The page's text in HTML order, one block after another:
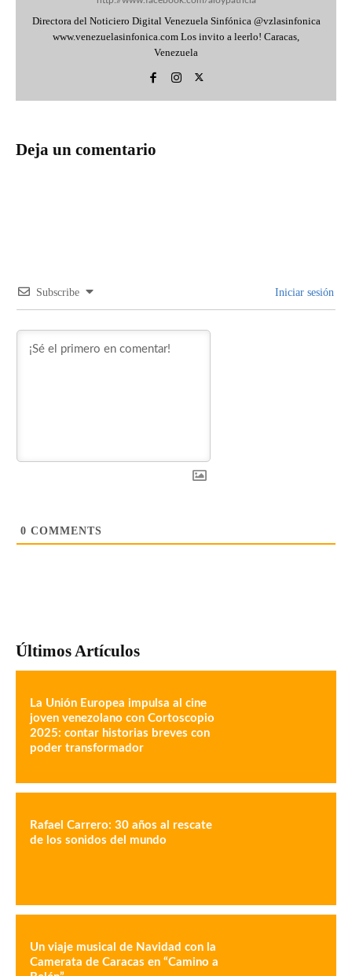
Directora del Noticiero Digital Venezuela Sinfónica @vzlasinfonica
www.venezuelasinfonica.com Los invito a leerlo! Caracas,
Venezuela
Deja un comentario
Subscribe Iniciar sesión
0 COMMENTS
Últimos Artículos
La Unión Europea impulsa al cine
joven venezolano con Cortoscopio
2025: contar historias breves con
poder transformador
Rafael Carrero: 30 años al rescate
de los sonidos del mundo
Un viaje musical de Navidad con la
Camerata de Caracas en “Camino a